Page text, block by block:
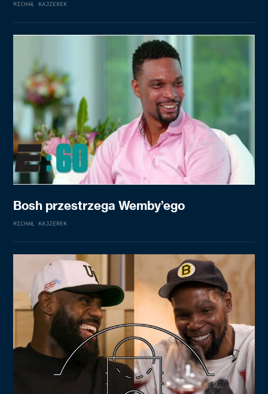
MICHAŁ KAJZEREK
Bosh przestrzega Wemby’ego
MICHAŁ KAJZEREK